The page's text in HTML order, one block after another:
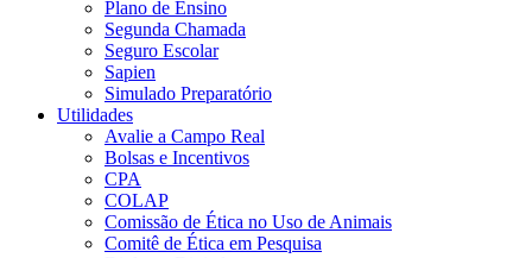
Plano de Ensino
Segunda Chamada
Seguro Escolar
Sapien
Simulado Preparatório
Utilidades
Avalie a Campo Real
Bolsas e Incentivos
CPA
COLAP
Comissão de Ética no Uso de Animais
Comitê de Ética em Pesquisa